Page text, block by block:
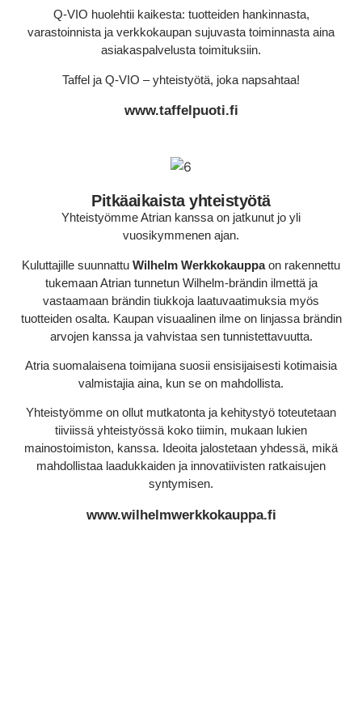
Q-VIO huolehtii kaikesta: tuotteiden hankinnasta,
varastoinnista ja verkkokaupan sujuvasta toiminnasta aina
asiakaspalvelusta toimituksiin.
Taffel ja Q-VIO – yhteistyötä, joka napsahtaa!
www.taffelpuoti.fi
Pitkäaikaista yhteistyötä
Yhteistyömme Atrian kanssa on jatkunut jo yli
vuosikymmenen ajan.
Kuluttajille suunnattu Wilhelm Werkkokauppaon rakennettu
tukemaan Atrian tunnetun Wilhelm-brändin ilmettä ja
vastaamaan brändin tiukkoja laatuvaatimuksia myös
tuotteiden osalta. Kaupan visuaalinen ilme on linjassa brändin
arvojen kanssa ja vahvistaa sen tunnistettavuutta.
Atria suomalaisena toimijana suosii ensisijaisesti kotimaisia
valmistajia aina, kun se on mahdollista.
Yhteistyömme on ollut mutkatonta ja kehitystyö toteutetaan
tiiviissä yhteistyössä koko tiimin, mukaan lukien
mainostoimiston, kanssa. Ideoita jalostetaan yhdessä, mikä
mahdollistaa laadukkaiden ja innovatiivisten ratkaisujen
syntymisen.
www.wilhelmwerkkokauppa.fi